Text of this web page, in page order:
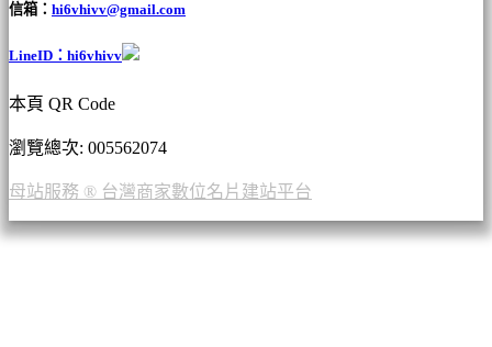
信箱： hi6vhivv@gmail.com
LineID：hi6vhivv
本頁 QR Code
瀏覽總次: 005562074
母站服務 ® 台灣商家數位名片建站平台